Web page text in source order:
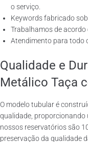
o serviço.
Keywords fabricado sob
Trabalhamos de acordo
Atendimento para todo o
Qualidade e
Metálico Taça
O modelo tubular é
qualidade, proporcionando
nossos reservatórios são
preservação da qualidade